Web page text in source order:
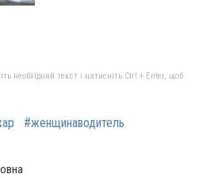
необхідний текст і натисніть Ctrl + Enter, щоб
#женщинаводитель